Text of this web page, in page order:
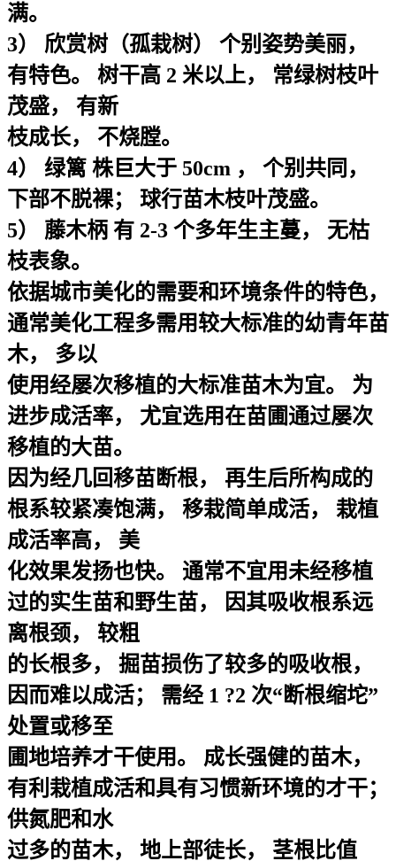
满。
3） 欣赏树（孤栽树） 个别姿势美丽，
有特色。 树干高 2 米以上， 常绿树枝叶
茂盛， 有新
枝成长， 不烧膛。
4） 绿篱 株巨大于 50cm ， 个别共同，
下部不脱裸； 球行苗木枝叶茂盛。
5） 藤木柄 有 2-3 个多年生主蔓， 无枯
枝表象。
依据城市美化的需要和环境条件的特色，
通常美化工程多需用较大标准的幼青年苗
木， 多以
使用经屡次移植的大标准苗木为宜。 为
进步成活率， 尤宜选用在苗圃通过屡次
移植的大苗。
因为经几回移苗断根， 再生后所构成的
根系较紧凑饱满， 移栽简单成活， 栽植
成活率高， 美
化效果发扬也快。 通常不宜用未经移植
过的实生苗和野生苗， 因其吸收根系远
离根颈， 较粗
的长根多， 掘苗损伤了较多的吸收根，
因而难以成活； 需经 1 ?2 次“断根缩坨”
处置或移至
圃地培养才干使用。 成长强健的苗木，
有利栽植成活和具有习惯新环境的才干；
供氮肥和水
过多的苗木， 地上部徒长， 茎根比值